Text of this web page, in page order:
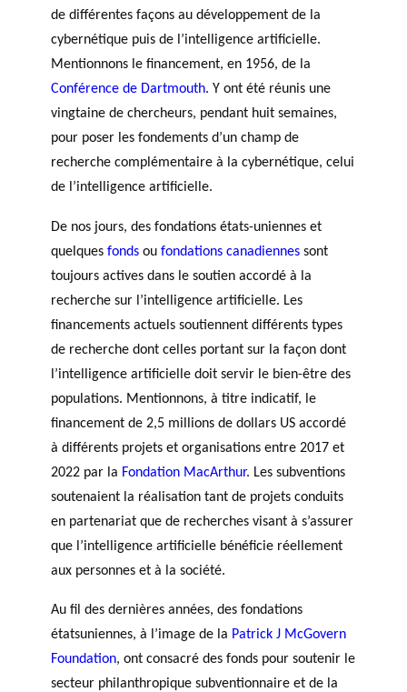
de différentes façons au développement de la
cybernétique puis de l’intelligence artificielle.
Mentionnons le financement, en 1956, de la
Conférence de Dartmouth. Y ont été réunis une
vingtaine de chercheurs, pendant huit semaines,
pour poser les fondements d’un champ de
recherche complémentaire à la cybernétique, celui
de l’intelligence artificielle.
De nos jours, des fondations états-uniennes et
quelques fonds ou fondations canadiennes sont
toujours actives dans le soutien accordé à la
recherche sur l’intelligence artificielle. Les
financements actuels soutiennent différents types
de recherche dont celles portant sur la façon dont
l’intelligence artificielle doit servir le bien-être des
populations. Mentionnons, à titre indicatif, le
financement de 2,5 millions de dollars US accordé
à différents projets et organisations entre 2017 et
2022 par la Fondation MacArthur. Les subventions
soutenaient la réalisation tant de projets conduits
en partenariat que de recherches visant à s’assurer
que l’intelligence artificielle bénéficie réellement
aux personnes et à la société.
Au fil des dernières années, des fondations
étatsuniennes, à l’image de la Patrick J McGovern
Foundation, ont consacré des fonds pour soutenir le
secteur philanthropique subventionnaire et de la